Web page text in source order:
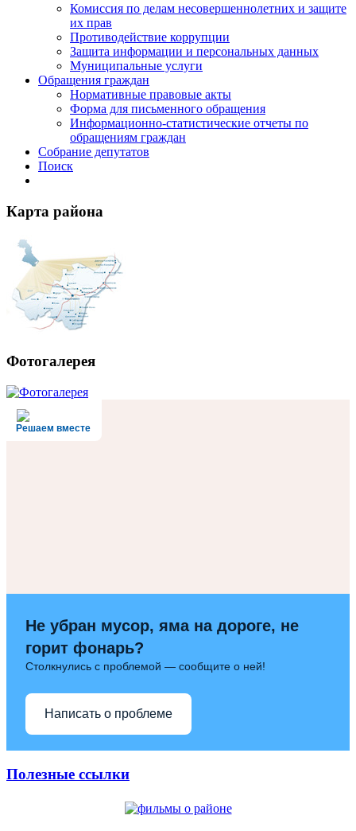
Комиссия по делам несовершеннолетних и защите
их прав
Противодействие коррупции
Защита информации и персональных данных
Муниципальные услуги
Обращения граждан
Нормативные правовые акты
Форма для письменного обращения
Информационно-статистические отчеты по
обращениям граждан
Собрание депутатов
Поиск
Карта района
Фотогалерея
Решаем вместе
Не убран мусор, яма на дороге, не
горит фонарь?
Столкнулись с проблемой — сообщите о ней!
Написать о проблеме
Полезные ссылки